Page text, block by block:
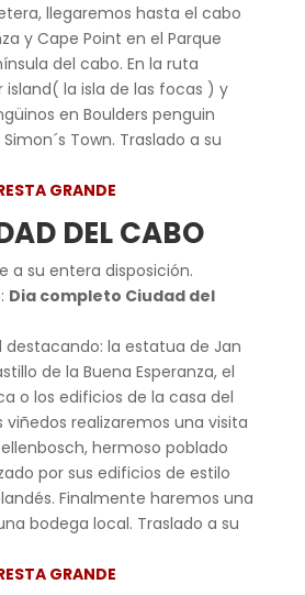
llegaremos hasta el cabo
y Cape Point en el Parque
del cabo. En la ruta
island( la isla de las focas ) y
en Boulders penguin
Town. Traslado a su
GRANDE
DEL CABO
a su entera disposición.
Dia completo Ciudad del
destacando: la estatua de Jan
de la Buena Esperanza, el
o los edificios de la casa del
viñedos realizaremos una visita
hermoso poblado
por sus edificios de estilo
Finalmente haremos una
bodega local. Traslado a su
GRANDE